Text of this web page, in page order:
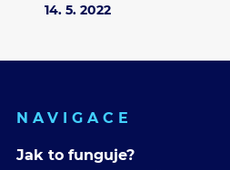
14. 5. 2022
NAVIGACE
Jak to funguje?